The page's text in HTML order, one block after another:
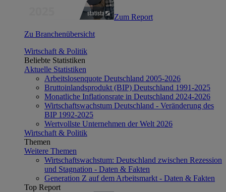
Zum Report
Zu Branchenübersicht
Wirtschaft & Politik
Beliebte Statistiken
Aktuelle Statistiken
Arbeitslosenquote Deutschland 2005-2026
Bruttoinlandsprodukt (BIP) Deutschland 1991-2025
Monatliche Inflationsrate in Deutschland 2024-2026
Wirtschaftswachstum Deutschland - Veränderung des
BIP 1992-2025
Wertvollste Unternehmen der Welt 2026
Wirtschaft & Politik
Themen
Weitere Themen
Wirtschaftswachstum: Deutschland zwischen Rezession
und Stagnation - Daten & Fakten
Generation Z auf dem Arbeitsmarkt - Daten & Fakten
Top Report